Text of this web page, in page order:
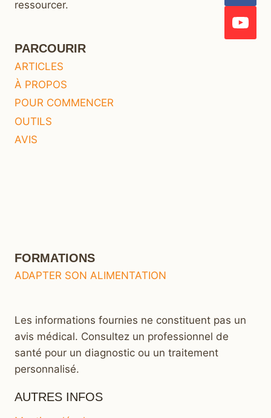
ressourcer.
PARCOURIR
ARTICLES
À PROPOS
POUR COMMENCER
OUTILS
AVIS
FORMATIONS
ADAPTER SON ALIMENTATION
Les informations fournies ne constituent pas un
avis médical. Consultez un professionnel de
santé pour un diagnostic ou un traitement
personnalisé.
AUTRES INFOS